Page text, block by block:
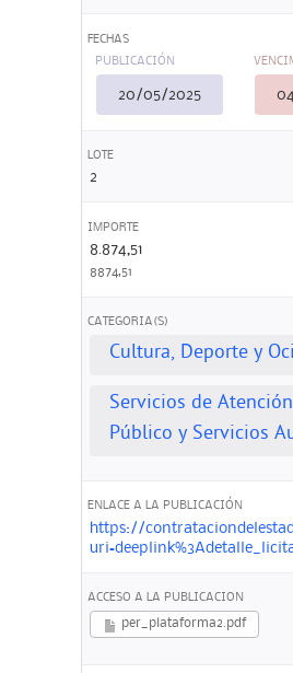
FECHAS
PUBLICACIÓN
20/05/2025
LOTE
2
IMPORTE
8.874,51
8874,51
CATEGORIA(S)
Cultura, Deporte y
Servicios de
Público y Servicios
ENLACE A LA PUBLICACIÓN
https://
ACCESO A LA PUBLICACION
per_plataforma2.pdf